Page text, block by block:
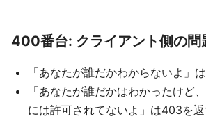
400番台: クライアント側の問
「あなたが誰だかわからないよ」
「あなたが誰だかはわかったけど
には許可されてないよ」は403を返